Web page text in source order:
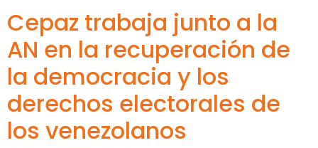
Cepaz trabaja junto a la
AN en la recuperación de
la democracia y los
derechos electorales de
los venezolanos